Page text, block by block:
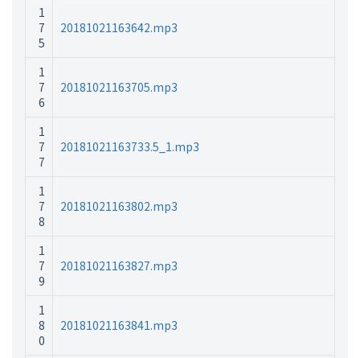
1
7
5
20181021163642.mp3
1
7
6
20181021163705.mp3
1
7
7
20181021163733.5_1.mp3
1
7
8
20181021163802.mp3
1
7
9
20181021163827.mp3
1
8
0
20181021163841.mp3